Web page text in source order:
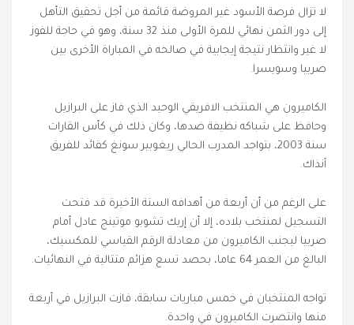
لا تزال فرصة الأسود غير المروضة قائمة من أجل تحقيق التأهل
إلى دور الثمن نهائي للمرة الأولى منذ 32 سنة، وهو في حاجة للفوز
لا غير وانتظار نتيجة إيجابية في صالحه في المباراة الأخرى بين
صربيا وسويسرا.
الكاميرون هي المنتخب الافريقي الوحيد الذي فاز على البرازيل
وحافظ على شباكه نظيفة ضدها، وكان ذلك في كأس القارات
سنة 2003، بتواجد المدرب الحالي ريغوبير سونغ كقائد للفريق
آنذاك.
على الرغم من أن أربعة من أهدافه الستة الأخيرة قد فتحت
التسجيل لمنتخب بلاده، إلا أن إريك تشوبو موتينج عادل أمام
صربيا ليجنب الكاميرون من معادلة الرقم القياسي للمكسيك،
البالغ من العمر 64 عاما، بحصد تسع هزائم متتالية في النهائيات.
تواجه المنتخبان في خمس مباريات سابقة، فازت البرازيل في أربعة
منها وانتصرت الكاميرون في واحدة.